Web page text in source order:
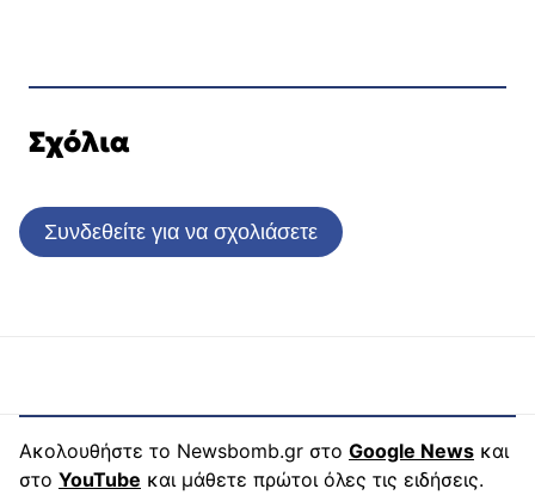
Σχόλια
Συνδεθείτε για να σχολιάσετε
Ακολουθήστε το Newsbomb.gr στο Google News και
στο YouTube και μάθετε πρώτοι όλες τις ειδήσεις.